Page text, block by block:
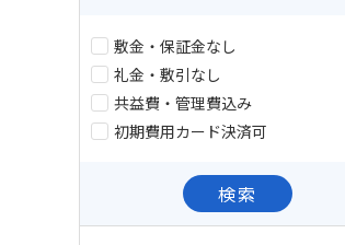
敷金・保証金なし
礼金・敷引なし
共益費・管理費込み
初期費用カード決済可
検索